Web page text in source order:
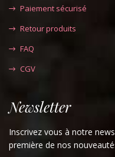
Paiement sécurisé
Retour produits
FAQ
CGV
Newsletter
Inscrivez vous à notre
première de nos